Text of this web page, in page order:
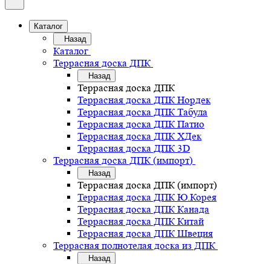
Каталог
Назад
Каталог
Террасная доска ДПК
Назад
Террасная доска ДПК
Террасная доска ДПК Нордек
Террасная доска ДПК Табула
Террасная доска ДПК Патио
Террасная доска ДПК ХДек
Террасная доска ДПК 3D
Террасная доска ДПК (импорт)
Назад
Террасная доска ДПК (импорт)
Террасная доска ДПК Ю.Корея
Террасная доска ДПК Канада
Террасная доска ДПК Китай
Террасная доска ДПК Швеция
Террасная полнотелая доска из ДПК
Назад